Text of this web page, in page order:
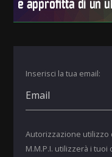
Inserisci la tua email:
Autorizzazione utilizzo
M.M.P.I. utilizzerà i